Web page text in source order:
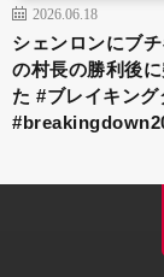
2026.06.18
シェンロンにブ
の村長の勝利後
た #ブレイキング